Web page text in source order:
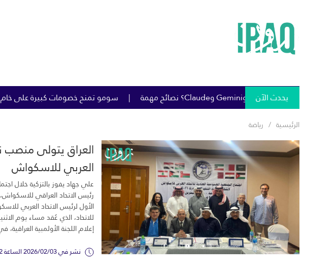
يحدث الآن سومو تمنح خصومات كبيرة على خام البصرة لتحفيز تحميل الشحنات عبر
الرئيسية رياضة
العراق يتولى منصب
العربي للاسكواش
علي جهاد يفوز بالتزكية خلال
رئيس الاتحاد العراقي
الأول لرئيس الاتحاد العربي
للاتحاد، الذي عُقد مساء يوم
إعلام اللجنة الأولمبية العراقية،
نشر في 2026/02/03 الساعة 8:12 ص